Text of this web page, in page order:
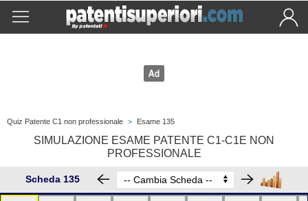
Quiz Patente C1 non professionale > Esame 135
SIMULAZIONE ESAME PATENTE C1-C1E NON
PROFESSIONALE
Scheda 135